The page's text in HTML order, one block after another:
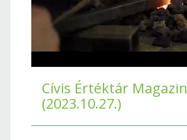
Cívis Értéktár Magazin
(2023.10.27.)